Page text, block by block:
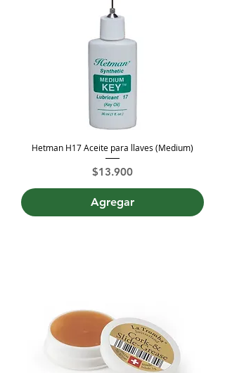
Hetman H17 Aceite para llaves (Medium)
Precio
$13.900
Agregar